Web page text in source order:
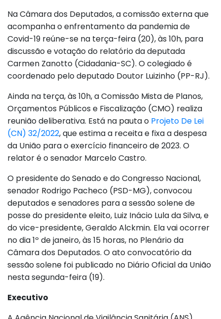
Na Câmara dos Deputados, a comissão externa que
acompanha o enfrentamento da pandemia de
Covid-19 reúne-se na terça-feira (20), às 10h, para
discussão e votação do relatório da deputada
Carmen Zanotto (Cidadania-SC). O colegiado é
coordenado pelo deputado Doutor Luizinho (PP-RJ).
Ainda na terça, às 10h, a Comissão Mista de Planos,
Orçamentos Públicos e Fiscalização (CMO) realiza
reunião deliberativa. Está na pauta o Projeto De Lei
(CN) 32/2022, que estima a receita e fixa a despesa
da União para o exercício financeiro de 2023. O
relator é o senador Marcelo Castro.
O presidente do Senado e do Congresso Nacional,
senador Rodrigo Pacheco (PSD-MG), convocou
deputados e senadores para a sessão solene de
posse do presidente eleito, Luiz Inácio Lula da Silva, e
do vice-presidente, Geraldo Alckmin. Ela vai ocorrer
no dia 1º de janeiro, às 15 horas, no Plenário da
Câmara dos Deputados. O ato convocatório da
sessão solene foi publicado no Diário Oficial da União
nesta segunda-feira (19).
Executivo